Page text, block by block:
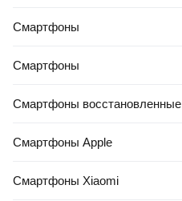
Смартфоны
Смартфоны
Смартфоны восстановленные
Смартфоны Apple
Смартфоны Xiaomi